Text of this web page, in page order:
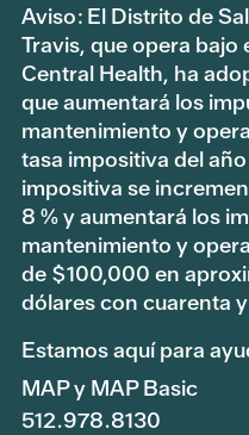
Aviso: El Distrito de
Travis, que opera
Central Health, ha
que aumentará los
mantenimiento y
tasa impositiva del
impositiva se
8 % y aumentará los
mantenimiento y
de $100,000 en
dólares con cuarenta
Estamos aquí para
MAP y MAP Basic
512.978.8130